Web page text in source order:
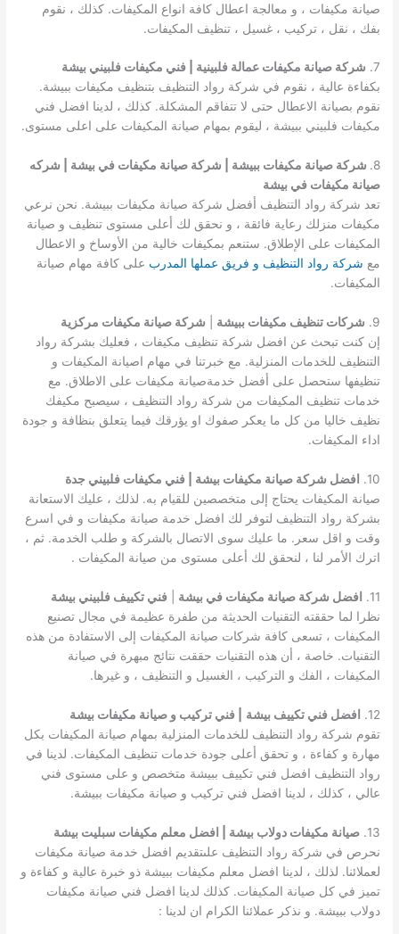
صيانة مكيفات ، و معالجة اعطال كافة انواع المكيفات. كذلك ، نقوم
بفك ، نقل ، تركيب ، غسيل ، تنظيف المكيفات.
7. شركة صيانة مكيفات عمالة فلبينية | فني مكيفات فلبيني بيشة
بكفاءة عالية ، نقوم في شركة رواد التنظيف بتنظيف مكيفات ببيشة.
نقوم بصيانة الاعطال حتى لا تتفاقم المشكلة. كذلك ، لدينا افضل فني
مكيفات فلبيني ببيشة ، ليقوم بمهام صيانة المكيفات على اعلى مستوى.
8. شركة صيانة مكيفات ببيشة | شركة صيانة مكيفات في بيشة | شركه
صيانة مكيفات في بيشة
تعد شركة رواد التنظيف أفضل شركة صيانة مكيفات ببيشة. نحن نرعي
مكيفات منزلك رعاية فائقة ، و نحقق لك أعلى مستوى تنظيف و صيانة
المكيفات على الإطلاق. ستنعم بمكيفات خالية من الأوساخ و الاعطال
مع شركة رواد التنظيف و فريق عملها المدرب على كافة مهام صيانة
المكيفات.
9. شركات تنظيف مكيفات ببيشة
شركة صيانة مكيفات مركزية
إن كنت تبحث عن افضل شركة تنظيف مكيفات ، فعليك بشركة رواد
التنظيف للخدمات المنزلية. مع خبرتنا في مهام اصيانة المكيفات و
تنظيفها ستحصل على أفضل خدمةصيانة مكيفات على الاطلاق. مع
خدمات تنظيف المكيفات من شركة رواد التنظيف ، سيصبح مكيفك
نظيف خاليا من كل ما يعكر صفوك او يؤرقك فيما يتعلق بنظافة و جودة
اداء المكيفات.
10.
افضل شركة صيانة مكيفات بيشة | فني مكيفات فلبيني جدة
صيانة المكيفات يحتاج إلى متخصصين للقيام به. لذلك ، عليك الاستعانة
بشركة رواد التنظيف لتوفر لك افضل خدمة صيانة مكيفات و في اسرع
وقت و اقل سعر. ما عليك سوى الاتصال بالشركة و طلب الخدمة. ثم ،
اترك الأمر لنا ، لنحقق لك أعلى مستوى من صيانة المكيفات .
11. افضل شركة صيانة مكيفات في بيشة |فني تكييف فلبيني بيشة
نظرا لما حققته التقنيات الحديثة من طفرة عظيمة في مجال تصنيع
المكيفات ، تسعى كافة شركات صيانة المكيفات إلى الاستفادة من هذه
التقنيات. خاصة ، أن هذه التقنيات حققت نتائج مبهرة في صيانة
المكيفات ، الفك و التركيب ، الغسيل و التنظيف ، و غيرها.
12. افضل فني تكييف بيشة
| فني تركيب و صيانة مكيفات بيشة
تقوم شركة رواد التنظيف للخدمات المنزلية بمهام صيانة المكيفات بكل
مهارة و كفاءة ، و تحقق أعلى جودة خدمات تنظيف المكيفات. لدينا في
رواد التنظيف افضل فني تكييف ببيشة متخصص و على مستوى فني
عالي ، كذلك ، لدينا افضل فني تركيب و صيانة مكيفات ببيشة.
13. صيانة مكيفات دولاب بيشة | افضل معلم مكيفات سبليت بيشة
نحرص في شركة رواد التنظيف علىتقديم افضل خدمة صيانة مكيفات
لعملائنا. لذلك ، لدينا افضل معلم مكيفات ببيشة ذو خبرة عالية و كفاءة و
تميز في كل صيانة المكيفات. كذلك لدينا افضل فني صيانة مكيفات
دولاب ببيشة. و نذكر عملائنا الكرام ان لدينا :